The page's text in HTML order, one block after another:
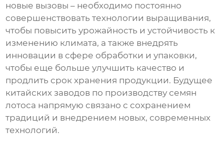
новые вызовы – необходимо постоянно
совершенствовать технологии выращивания,
чтобы повысить урожайность и устойчивость к
изменению климата, а также внедрять
инновации в сфере обработки и упаковки,
чтобы еще больше улучшить качество и
продлить срок хранения продукции. Будущее
китайских заводов по производству семян
лотоса напрямую связано с сохранением
традиций и внедрением новых, современных
технологий.